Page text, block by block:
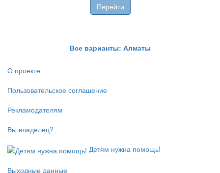
Перейти
Все варианты: Алматы
О проекте
Пользовательское соглашение
Рекламодателям
Вы владелец?
Детям нужна помощь!
Выходные данные